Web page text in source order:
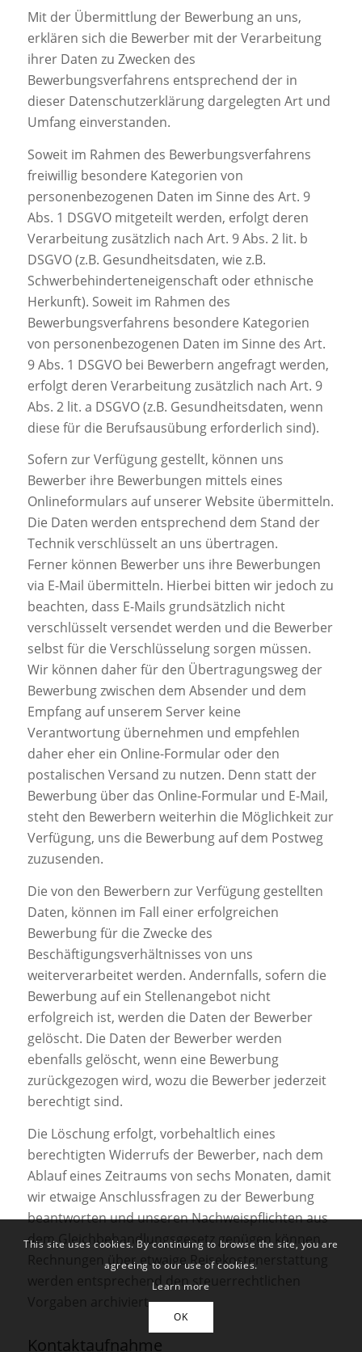
Mit der Übermittlung der Bewerbung an uns,
erklären sich die Bewerber mit der Verarbeitung
ihrer Daten zu Zwecken des
Bewerbungsverfahrens entsprechend der in
dieser Datenschutzerklärung dargelegten Art und
Umfang einverstanden.
Soweit im Rahmen des Bewerbungsverfahrens
freiwillig besondere Kategorien von
personenbezogenen Daten im Sinne des Art. 9
Abs. 1 DSGVO mitgeteilt werden, erfolgt deren
Verarbeitung zusätzlich nach Art. 9 Abs. 2 lit. b
DSGVO (z.B. Gesundheitsdaten, wie z.B.
Schwerbehinderteneigenschaft oder ethnische
Herkunft). Soweit im Rahmen des
Bewerbungsverfahrens besondere Kategorien
von personenbezogenen Daten im Sinne des Art.
9 Abs. 1 DSGVO bei Bewerbern angefragt werden,
erfolgt deren Verarbeitung zusätzlich nach Art. 9
Abs. 2 lit. a DSGVO (z.B. Gesundheitsdaten, wenn
diese für die Berufsausübung erforderlich sind).
Sofern zur Verfügung gestellt, können uns
Bewerber ihre Bewerbungen mittels eines
Onlineformulars auf unserer Website übermitteln.
Die Daten werden entsprechend dem Stand der
Technik verschlüsselt an uns übertragen.
Ferner können Bewerber uns ihre Bewerbungen
via E-Mail übermitteln. Hierbei bitten wir jedoch zu
beachten, dass E-Mails grundsätzlich nicht
verschlüsselt versendet werden und die Bewerber
selbst für die Verschlüsselung sorgen müssen.
Wir können daher für den Übertragungsweg der
Bewerbung zwischen dem Absender und dem
Empfang auf unserem Server keine
Verantwortung übernehmen und empfehlen
daher eher ein Online-Formular oder den
postalischen Versand zu nutzen. Denn statt der
Bewerbung über das Online-Formular und E-Mail,
steht den Bewerbern weiterhin die Möglichkeit zur
Verfügung, uns die Bewerbung auf dem Postweg
zuzusenden.
Die von den Bewerbern zur Verfügung gestellten
Daten, können im Fall einer erfolgreichen
Bewerbung für die Zwecke des
Beschäftigungsverhältnisses von uns
weiterverarbeitet werden. Andernfalls, sofern die
Bewerbung auf ein Stellenangebot nicht
erfolgreich ist, werden die Daten der Bewerber
gelöscht. Die Daten der Bewerber werden
ebenfalls gelöscht, wenn eine Bewerbung
zurückgezogen wird, wozu die Bewerber jederzeit
berechtigt sind.
Die Löschung erfolgt, vorbehaltlich eines
berechtigten Widerrufs der Bewerber, nach dem
Ablauf eines Zeitraums von sechs Monaten, damit
wir etwaige Anschlussfragen zu der Bewerbung
beantworten und unseren Nachweispflichten aus
dem Gleichbehandlungsgesetz genügen können.
Rechnungen über etwaige Reisekostenerstattung
werden entsprechend den steuerrechtlichen
Vorgaben archiviert.
Kontaktaufnahme
This site uses cookies. By continuing to browse the site, you are
agreeing to our use of cookies.
Learn more
OK